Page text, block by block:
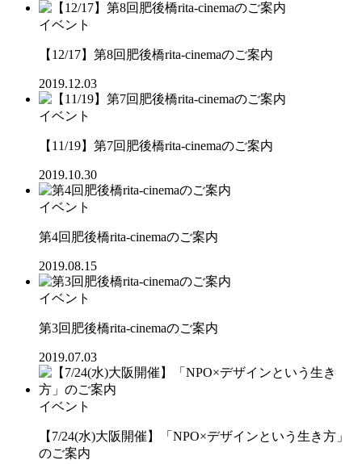
イベント
【12/17】第8回肥後橋rita-cinemaのご案内
2019.12.03
イベント
【11/19】第7回肥後橋rita-cinemaのご案内
2019.10.30
イベント
第4回肥後橋rita-cinemaのご案内
2019.08.15
イベント
第3回肥後橋rita-cinemaのご案内
2019.07.03
イベント
【7/24(水)大阪開催】「NPO×デザインという生き方」
のご案内